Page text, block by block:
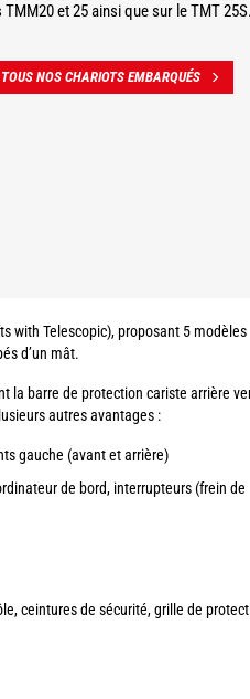
TMM20 et 25 ainsi que sur le TMT 25S.
NOS CHARIOTS EMBARQUÉS
with Telescopic), proposant 5 modèles
d’un mât.
la barre de protection cariste arrière
autres avantages :
gauche (avant et arrière)
de bord, interrupteurs (frein de
ceintures de sécurité, grille de